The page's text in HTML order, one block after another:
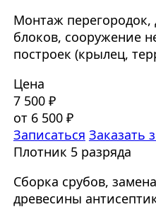
Монтаж
блоков, сооружение
построек (крылец,
Цена
7 500 ₽
от 6 500 ₽
Записаться Заказать
Плотник 5 разряда
Сборка срубов,
древесины